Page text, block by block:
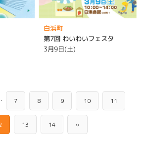
白浜町
第7回 わいわいフェスタ
3月9日(土)
7 8 9 10 11
13 14 »